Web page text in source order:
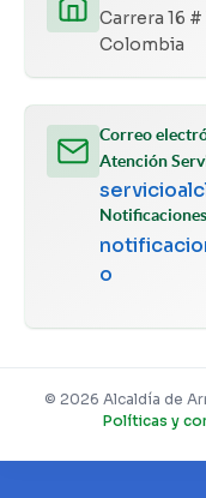
Carrera 16
Colombia
Correo
Atención
o
© 2026 Alcaldía de
Políticas y